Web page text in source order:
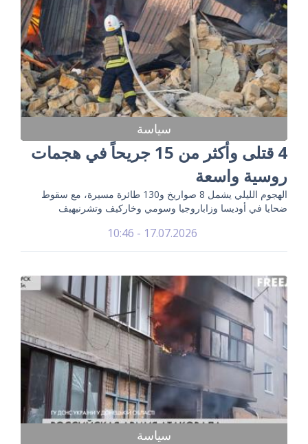
سياسة
4 قتلى وأكثر من 15 جريحاً في هجمات
روسية واسعة
الهجوم الليلي يشمل 8 صواريخ و130 طائرة مسيرة، مع سقوط
ضحايا في أوديسا وزاباروجيا وسومي وخاركيف وتشرنيهيف
17.07.2026 - 10:46
سياسة